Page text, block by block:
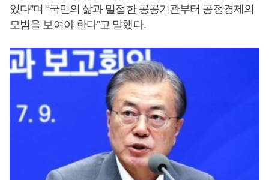
있다”며 “국민의 삶과 밀접한 공공기관부터 공정경제의
모범을 보여야 한다”고 말했다.